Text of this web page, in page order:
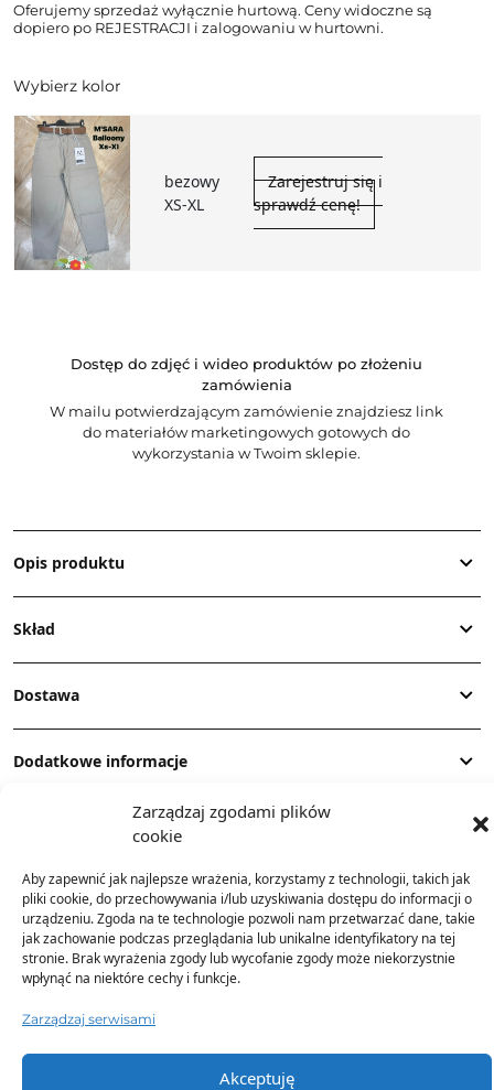
Zarządzaj zgodami plików
cookie
Aby zapewnić jak najlepsze wrażenia, korzystamy z technologii, takich jak
pliki cookie, do przechowywania i/lub uzyskiwania dostępu do informacji o
urządzeniu. Zgoda na te technologie pozwoli nam przetwarzać dane, takie
jak zachowanie podczas przeglądania lub unikalne identyfikatory na tej
stronie. Brak wyrażenia zgody lub wycofanie zgody może niekorzystnie
wpłynąć na niektóre cechy i funkcje.
Zarządzaj serwisami
Akceptuję
Oferujemy sprzedaż wyłącznie hurtową. Ceny widoczne są
dopiero po REJESTRACJI i zalogowaniu w hurtowni.
Wybierz kolor
bezowy
XS-XL
Zarejestruj się i
sprawdź cenę!
Dostęp do zdjęć i wideo produktów po złożeniu
zamówienia
W mailu potwierdzającym zamówienie znajdziesz link
do materiałów marketingowych gotowych do
wykorzystania w Twoim sklepie.
Opis produktu
Skład
Dostawa
Dodatkowe informacje
TO SIĘ TERAZ SPRZEDAJE